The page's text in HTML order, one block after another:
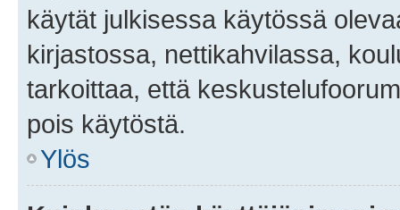
käytät julkisessa käytössä
kirjastossa, nettikahvilassa,
tarkoittaa, että
pois käytöstä.
Ylös